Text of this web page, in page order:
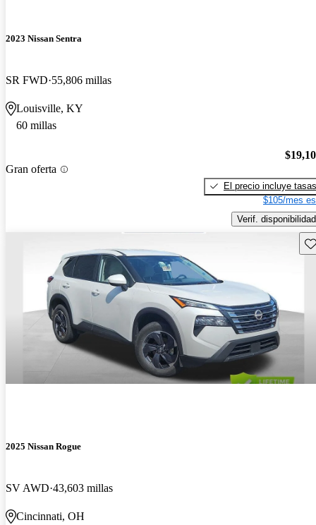
2023 Nissan Sentra
SR FWD 55,806 millas
Louisville, KY
60 millas
Gran oferta
El precio incluye tasas
$105/mes
Verif. disponibilidad
2025 Nissan Rogue
SV AWD 43,603 millas
Cincinnati, OH